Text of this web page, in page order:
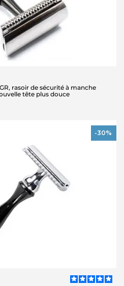
rasoir de sécurité à manche
tête plus douce
-30%